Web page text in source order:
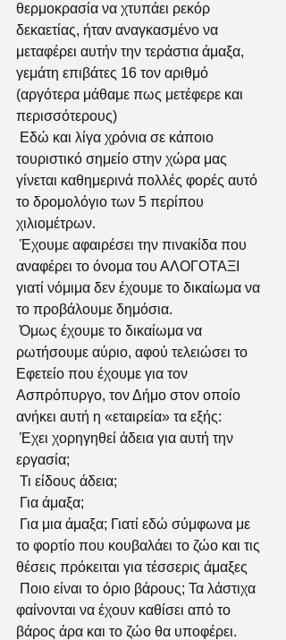
θερμοκρασία να χτυπάει ρεκόρ
δεκαετίας, ήταν αναγκασμένο να
μεταφέρει αυτήν την τεράστια άμαξα,
γεμάτη επιβάτες 16 τον αριθμό
(αργότερα μάθαμε πως μετέφερε και
περισσότερους)
τουριστικό σημείο στην χώρα μας
γίνεται καθημερινά πολλές φορές αυτό
το δρομολόγιο των 5 περίπου
χιλιομέτρων.
αναφέρει το όνομα του ΑΛΟΓΟΤΑΞΙ
γιατί νόμιμα δεν έχουμε το δικαίωμα να
το προβάλουμε δημόσια.
Όμως έχουμε το δικαίωμα να
ρωτήσουμε αύριο, αφού τελειώσει το
Εφετείο που έχουμε για τον
Ασπρόπυργο, τον Δήμο στον οποίο
ανήκει αυτή η «εταιρεία» τα εξής:
εργασία;
Τι είδους άδεια;
Για άμαξα;
το φορτίο που κουβαλάει το ζώο και τις
θέσεις πρόκειται για τέσσερις άμαξες
φαίνονται να έχουν καθίσει από το
βάρος άρα και το ζώο θα υποφέρει.